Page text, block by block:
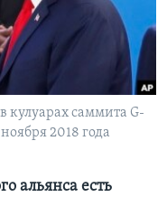
саммита G-
2018 года
альянса есть